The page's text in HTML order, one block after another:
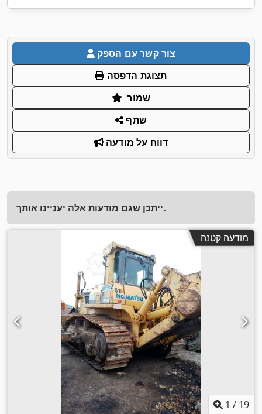
צור קשר עם הספק
תצוגת הדפסה
שמור
שתף
דווח על מודעה
ייתכן שגם מודעות אלה יעניינו אותך.
מודעה קטנה
1 / 19